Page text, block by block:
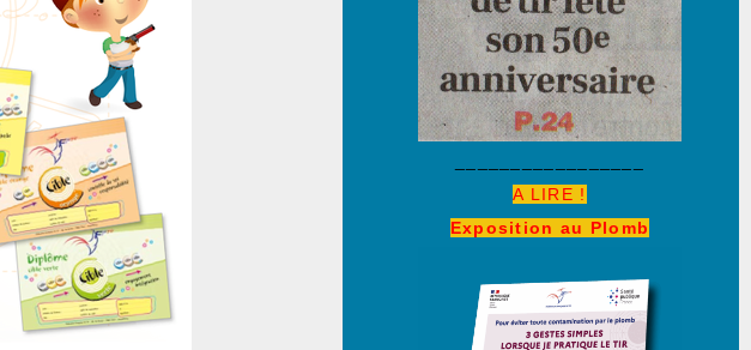
A LIRE !
Exposition au Plomb